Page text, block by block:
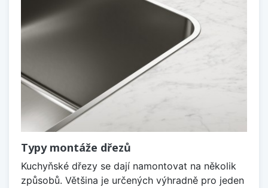
Typy montáže dřezů
Kuchyňské dřezy se dají namontovat na několik
způsobů. Většina je určených výhradně pro jeden